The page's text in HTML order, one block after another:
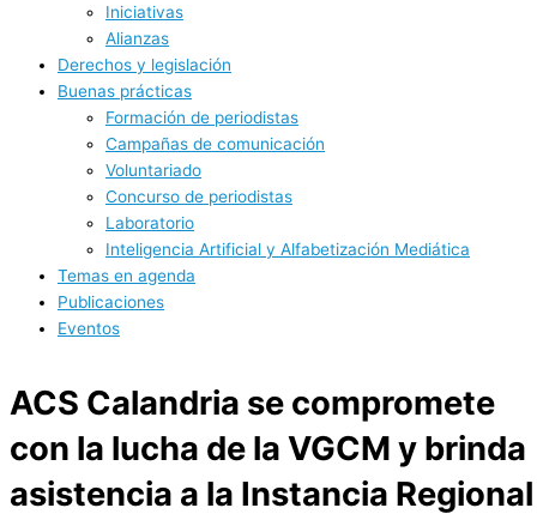
Iniciativas
Alianzas
Derechos y legislación
Buenas prácticas
Formación de periodistas
Campañas de comunicación
Voluntariado
Concurso de periodistas
Laboratorio
Inteligencia Artificial y Alfabetización Mediática
Temas en agenda
Publicaciones
Eventos
ACS Calandria se compromete
con la lucha de la VGCM y brinda
asistencia a la Instancia Regional